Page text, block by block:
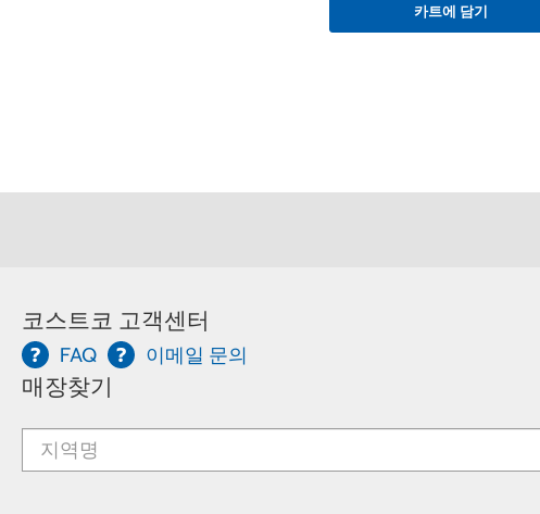
카트에 담기
코스트코 고객센터
FAQ 이메일 문의
매장찾기